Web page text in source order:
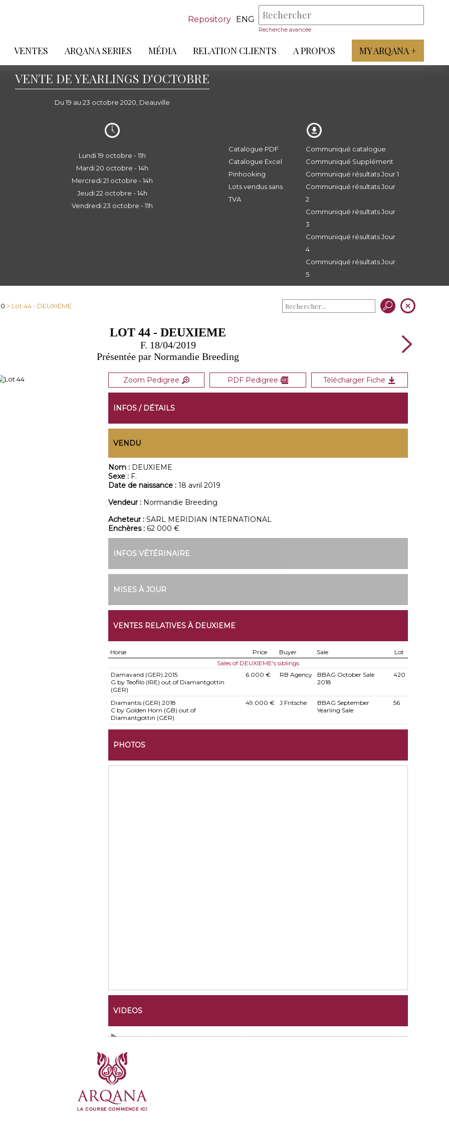
Repository ENG
Recherche avancée
VENTES ARQANA SERIES MÉDIA RELATION CLIENTS A PROPOS MY ARQANA +
VENTE DE YEARLINGS D'OCTOBRE
Du 19 au 23 octobre 2020, Deauville
Lundi 19 octobre - 11h
Mardi 20 octobre - 14h
Mercredi 21 octobre - 14h
Jeudi 22 octobre - 14h
Vendredi 23 octobre - 11h
Catalogue PDF
Catalogue Excel
Pinhooking
Lots vendus sans
TVA
Communiqué catalogue
Communiqué Supplément
Communiqué résultats Jour 1
Communiqué résultats Jour
2
Communiqué résultats Jour
3
Communiqué résultats Jour
4
Communiqué résultats Jour
5
> Lot 44 - DEUXIEME
LOT 44 - DEUXIEME
F. 18/04/2019
Présentée par Normandie Breeding
Zoom Pedigree PDF Pedigree Télécharger Fiche
INFOS / DÉTAILS
VENDU
Nom : DEUXIEME
Sexe : F.
Date de naissance : 18 avril 2019
Vendeur : Normandie Breeding
Acheteur : SARL MERIDIAN INTERNATIONAL
Enchères : 62 000 €
INFOS VÉTÉRINAIRE
MISES À JOUR
VENTES RELATIVES À DEUXIEME
Horse Price Buyer Sale
Lot
Sales of DEUXIEME's siblings
Damavand (GER) 2015
G by Teofilo (IRE) out of Diamantgottin
(GER)
6.000 € RB Agency
BBAG October Sale
2018
420
Diamantis (GER) 2018
C by Golden Horn (GB) out of
Diamantgottin (GER)
49.000 € J Fritsche
BBAG September
Yearling Sale
56
PHOTOS
VIDEOS